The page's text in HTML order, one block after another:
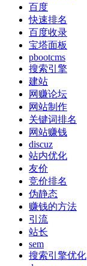
百度
快速排名
百度收录
宝塔面板
pbootcms
搜索引擎
建站
网赚论坛
网站制作
关键词排名
网站赚钱
discuz
站内优化
友价
竞价排名
伪静态
赚钱的方法
引流
站长
sem
搜索引擎优化